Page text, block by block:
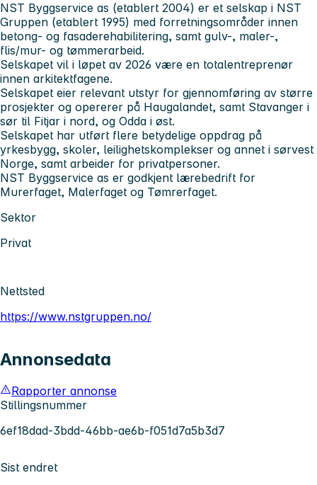
NST Byggservice as (etablert 2004) er et selskap i NST
Gruppen (etablert 1995) med forretningsområder innen
betong- og fasaderehabilitering, samt gulv-, maler-,
flis/mur- og tømmerarbeid.
Selskapet vil i løpet av 2026 være en totalentreprenør
innen arkitektfagene.
Selskapet eier relevant utstyr for gjennomføring av større
prosjekter og opererer på Haugalandet, samt Stavanger i
sør til Fitjar i nord, og Odda i øst.
Selskapet har utført flere betydelige oppdrag på
yrkesbygg, skoler, leilighetskomplekser og annet i sørvest
Norge, samt arbeider for privatpersoner.
NST Byggservice as er godkjent lærebedrift for
Murerfaget, Malerfaget og Tømrerfaget.
Sektor
Privat
Nettsted
https://www.nstgruppen.no/
Annonsedata
Rapporter annonse
Stillingsnummer
6ef18dad-3bdd-46bb-ae6b-f051d7a5b3d7
Sist endret